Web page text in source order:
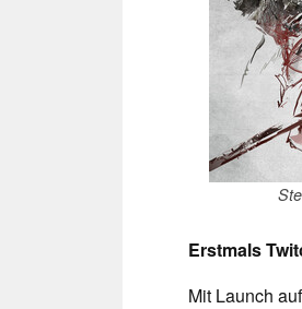
Erstmals
Mit Launch